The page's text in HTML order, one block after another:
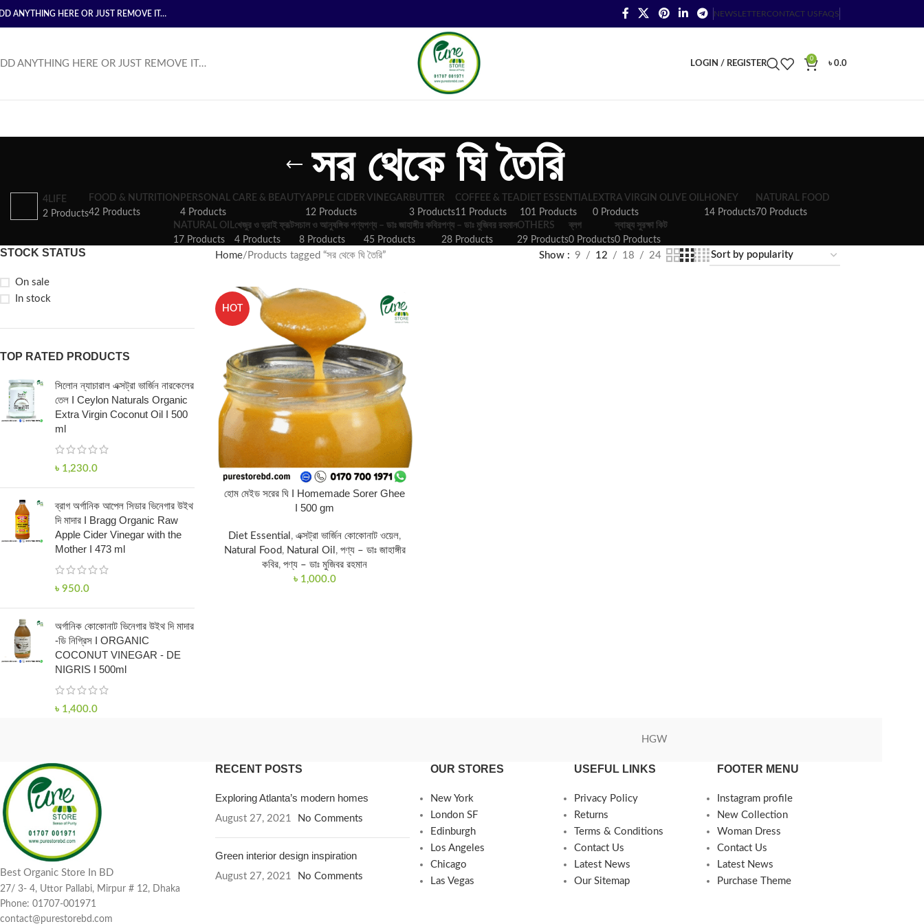
ANYTHING HERE OR JUST REMOVE IT… NEWSLETTERCONTACT USFAQS
ANYTHING HERE OR JUST REMOVE IT… LOGIN / REGISTER
0
৳0.0
সর থেকে ঘি তৈরি
4LIFE
2 Products
FOOD & NUTRITION
42 Products
PERSONAL CARE & BEAUTY
4 Products
APPLE CIDER VINEGAR
12 Products
BUTTER
3 Products
COFFEE & TEA
11 Products
DIET ESSENTIAL
101 Products
EXTRA VIRGIN OLIVE OIL
0 Products
HONEY
14 Products
NATURAL FOOD
70 Products
NATURAL OIL
17 Products
খেজুর ও ড্রাই ফ্রূটস
4 Products
চাল ও আনুষঙ্গিক পণ্য
8 Products
পণ্য – ডাঃ জাহাঙ্গীর কবির
45 Products
পণ্য – ডাঃ মুজিবর রহমান
28 Products
OTHERS
29 Products
ব্লগ
0 Products
স্বাস্থ্য সুরক্ষা কিট
0 Products
STOCK STATUS
On sale
In stock
TOP RATED PRODUCTS
সিলোন ন্যাচারাল এক্সট্রা ভার্জিন নারকেলের
তেল I Ceylon Naturals Organic
Extra Virgin Coconut Oil I 500
ml
৳ 1,230.0
ব্রাগ অর্গানিক আপেল সিডার ভিনেগার উইথ
দি মাদার I Bragg Organic Raw
Apple Cider Vinegar with the
Mother I 473 ml
৳ 950.0
অর্গানিক কোকোনাট ভিনেগার উইথ দি মাদার
-ডি নিগ্রিস I ORGANIC
COCONUT VINEGAR - DE
NIGRIS I 500ml
৳ 1,400.0
Home Products tagged “সর থেকে ঘি তৈরি” Show 9 12 18 24
HOT
হোম মেইড সরের ঘি I Homemade Sorer Ghee
I 500 gm
Diet Essential ,এক্সট্রা ভার্জিন কোকোনাট ওয়েল,
Natural Food , Natural Oil , পণ্য – ডাঃ জাহাঙ্গীর
কবির,পণ্য – ডাঃ মুজিবর রহমান
৳ 1,000.0
HGW
Best Organic Store In BD
27/ 3- 4, Uttor Pallabi, Mirpur # 12, Dhaka
Phone: 01707-001971
contact@purestorebd.com
RECENT POSTS
Exploring Atlanta’s modern homes
August 27, 2021 No Comments
Green interior design inspiration
August 27, 2021 No Comments
OUR STORES
New York
London SF
Edinburgh
Los Angeles
Chicago
Las Vegas
USEFUL LINKS
Privacy Policy
Returns
Terms & Conditions
Contact Us
Latest News
Our Sitemap
FOOTER MENU
Instagram profile
New Collection
Woman Dress
Contact Us
Latest News
Purchase Theme